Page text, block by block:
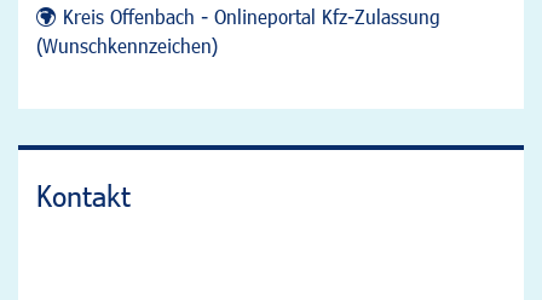
Kreis Offenbach - Onlineportal Kfz-Zulassung
(Wunschkennzeichen)
Kontakt